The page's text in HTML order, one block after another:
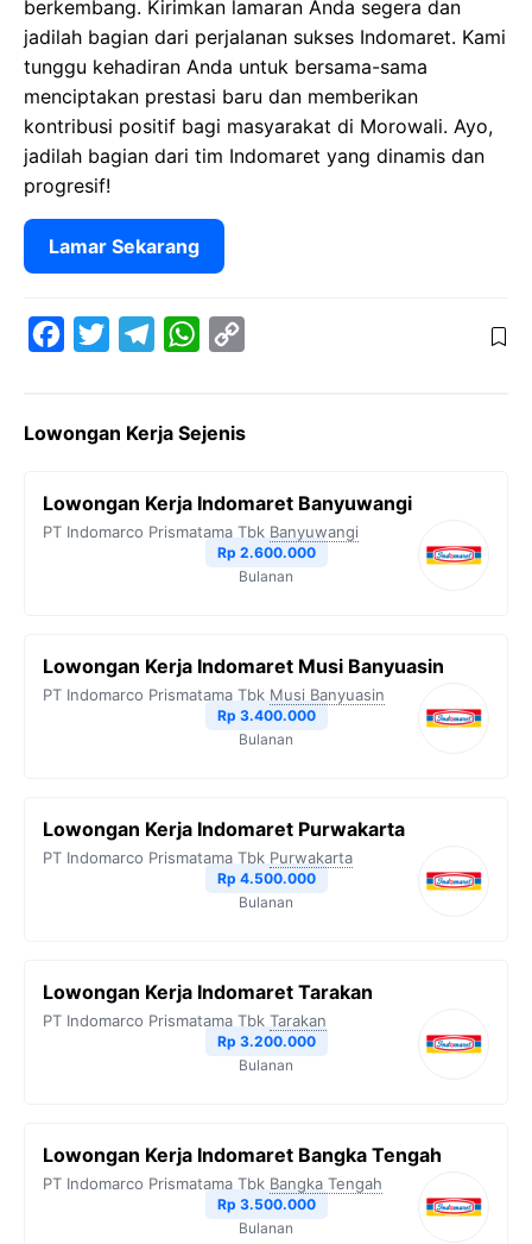
berkembang. Kirimkan lamaran Anda segera dan
jadilah bagian dari perjalanan sukses Indomaret. Kami
tunggu kehadiran Anda untuk bersama-sama
menciptakan prestasi baru dan memberikan
kontribusi positif bagi masyarakat di Morowali. Ayo,
jadilah bagian dari tim Indomaret yang dinamis dan
progresif!
Lamar Sekarang
e
o
t
e
e
r
W
t
A
y
i
n
k
Lowongan Kerja Sejenis
Lowongan Kerja Indomaret Banyuwangi
PT Indomarco Prismatama Tbk Banyuwangi
Rp 2.600.000
Bulanan
Lowongan Kerja Indomaret Musi Banyuasin
PT Indomarco Prismatama Tbk Musi Banyuasin
Rp 3.400.000
Bulanan
Lowongan Kerja Indomaret Purwakarta
PT Indomarco Prismatama Tbk Purwakarta
Rp 4.500.000
Bulanan
Lowongan Kerja Indomaret Tarakan
PT Indomarco Prismatama Tbk Tarakan
Rp 3.200.000
Bulanan
Lowongan Kerja Indomaret Bangka Tengah
PT Indomarco Prismatama Tbk Bangka Tengah
Rp 3.500.000
Bulanan